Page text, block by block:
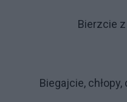
Bierzcie
Biegajcie,